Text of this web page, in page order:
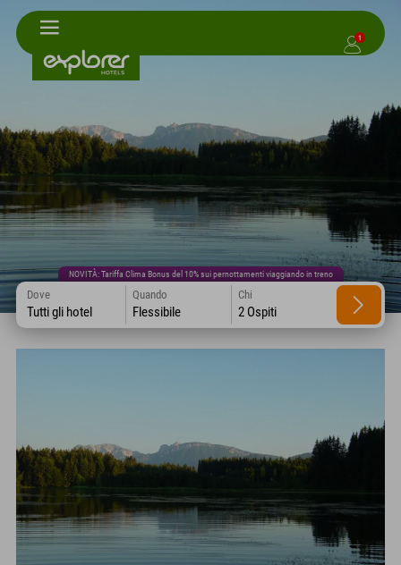
1
NOVITÀ: Tariffa Clima Bonus del 10% sui pernottamenti viaggiando in treno
Dove
Tutti gli hotel
Quando
Flessibile
Chi
2 Ospiti